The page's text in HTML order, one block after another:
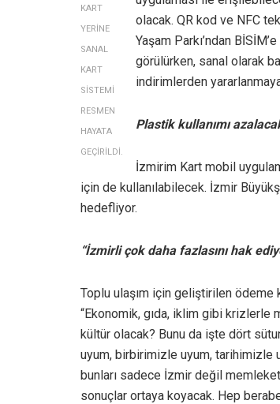
KART
YERİNE
SANAL
KART
SİSTEMİ
RESMEN
HAYATA
GEÇİRİLDİ.
olacak. QR kod ve NFC
Yaşam Parkı’ndan
görülürken, sanal olarak
indirimlerden
Plastik kullanımı
İzmirim Kart mobil
için de kullanılabilecek. İzmir
hedefliyor.
“İzmirli çok daha fazlasını hak
Toplu ulaşım için geliştirilen ödeme
“Ekonomik, gıda, iklim gibi krizlerle
kültür olacak? Bunu da işte dört
uyum, birbirimizle uyum, tarihimizle
bunları sadece İzmir değil
sonuçlar ortaya koyacak. Hep